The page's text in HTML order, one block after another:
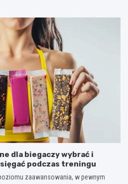
dla biegaczy wybrać i
podczas treningu
zaawansowania, w pewnym